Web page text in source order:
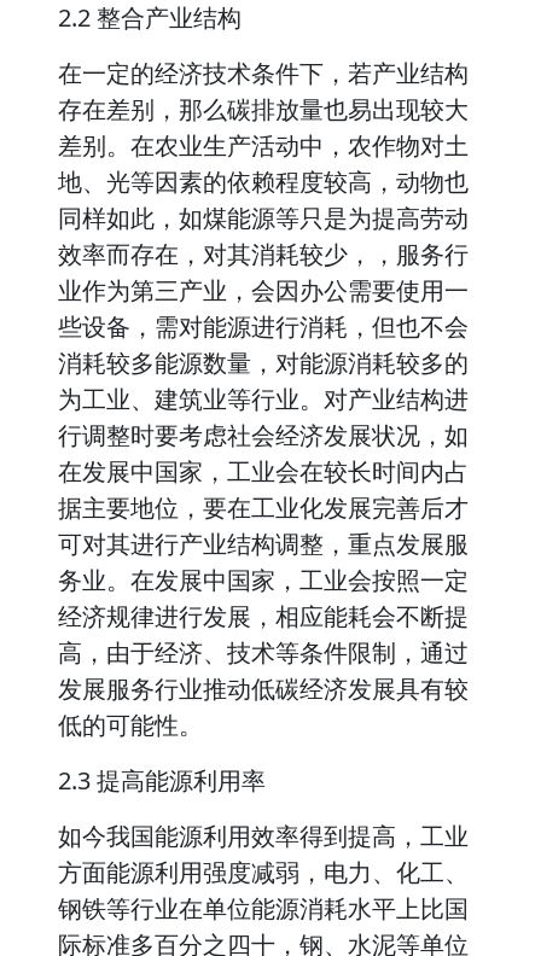
2.2 整合产业结构
在一定的经济技术条件下，若产业结构
存在差别，那么碳排放量也易出现较大
差别。在农业生产活动中，农作物对土
地、光等因素的依赖程度较高，动物也
同样如此，如煤能源等只是为提高劳动
效率而存在，对其消耗较少，，服务行
业作为第三产业，会因办公需要使用一
些设备，需对能源进行消耗，但也不会
消耗较多能源数量，对能源消耗较多的
为工业、建筑业等行业。对产业结构进
行调整时要考虑社会经济发展状况，如
在发展中国家，工业会在较长时间内占
据主要地位，要在工业化发展完善后才
可对其进行产业结构调整，重点发展服
务业。在发展中国家，工业会按照一定
经济规律进行发展，相应能耗会不断提
高，由于经济、技术等条件限制，通过
发展服务行业推动低碳经济发展具有较
低的可能性。
2.3 提高能源利用率
如今我国能源利用效率得到提高，工业
方面能源利用强度减弱，电力、化工、
钢铁等行业在单位能源消耗水平上比国
际标准多百分之四十，钢、水泥等单位